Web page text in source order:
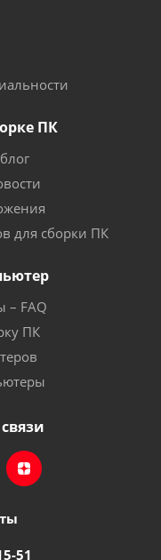
ПК
для сборки ПК
– FAQ
ПК
51